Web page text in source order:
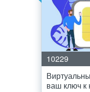
10229
ваш ключ к